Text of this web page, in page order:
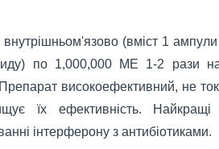
(вміст 1
по 1,000,000 ME 1-2 рази
високоефективний, не
їх ефективність.
інтерферону з антибіотиками.